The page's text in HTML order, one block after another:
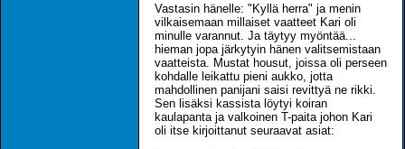
Vastasin hänelle: "Kyllä herra" ja menin
vilkaisemaan millaiset vaatteet Kari oli
minulle varannut. Ja täytyy myöntää...
hieman jopa järkytyin hänen valitsemistaan
vaatteista. Mustat housut, joissa oli perseen
kohdalle leikattu pieni aukko, jotta
mahdollinen panijani saisi revittyä ne rikki.
Sen lisäksi kassista löytyi koiran
kaulapanta ja valkoinen T-paita johon Kari
oli itse kirjoittanut seuraavat asiat: